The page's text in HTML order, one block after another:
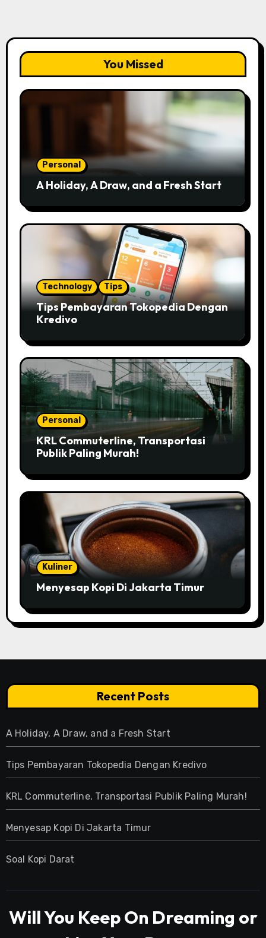
You Missed
Personal
A Holiday, A Draw, and a Fresh Start
Technology Tips
Tips Pembayaran Tokopedia Dengan
Kredivo
Personal
KRL Commuterline, Transportasi
Publik Paling Murah!
Kuliner
Menyesap Kopi Di Jakarta Timur
Recent Posts
A Holiday, A Draw, and a Fresh Start
Tips Pembayaran Tokopedia Dengan Kredivo
KRL Commuterline, Transportasi Publik Paling Murah!
Menyesap Kopi Di Jakarta Timur
Soal Kopi Darat
Will You Keep On Dreaming or